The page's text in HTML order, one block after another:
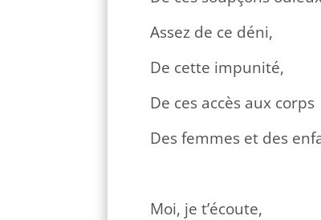
Assez de ce déni,
De cette impunité,
De ces accès aux corps
Des femmes et des
Moi, je t’écoute,